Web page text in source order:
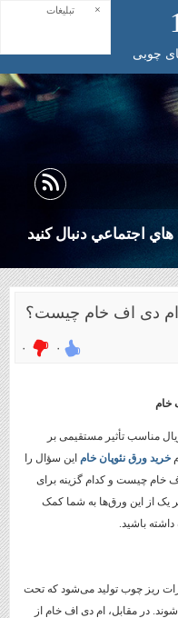
چوبی
اجتماعي دنبال كنيد
ام دی اف خام چیست؟
۰ ۰
خام
مناسب تأثیر مستقیمی بر
خرید ورق نئوپان خام این سؤال را
خام چیست و کدام گزینه برای
یک از این ورق‌ها به شما کمک
باشید.
ریز چوب تولید می‌شود که تحت
در مقابل، ام دی اف خام از
تبلیغات ×